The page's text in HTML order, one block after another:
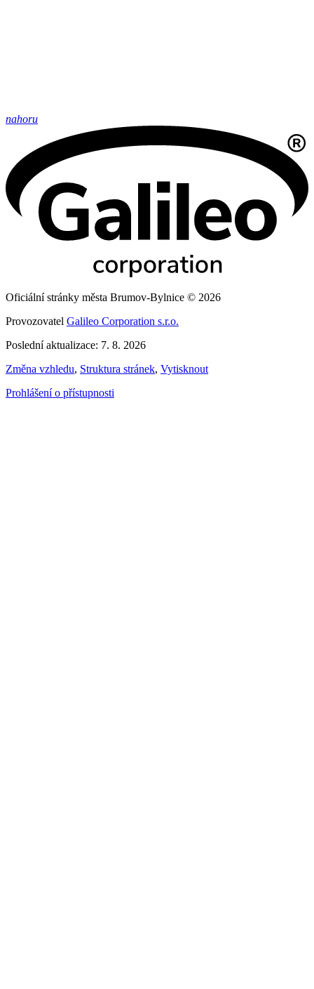
nahoru
Oficiální stránky města Brumov-Bylnice © 2026
Provozovatel Galileo Corporation s.r.o.
Poslední aktualizace: 7. 8. 2026
Změna vzhledu, Struktura stránek, Vytisknout
Prohlášení o přístupnosti